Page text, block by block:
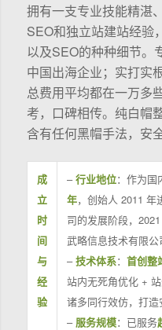
拥有一支专业技能精湛
SEO和独立站建站经验
以及SEO的种种细节。
中国出海企业；实打实
总费用平均都在一万多
考，口碑相传。纯白帽
含有任何黑帽手法，安
成
立
时
间
与
经
验
–行业地位：作为国
年，创始人 2011 年
司的发展阶段，
武略信息技术有限公
–技术体系： 首创整
站内无死角优化 +
诸多同行效仿，打造
– 服务规模：已服务